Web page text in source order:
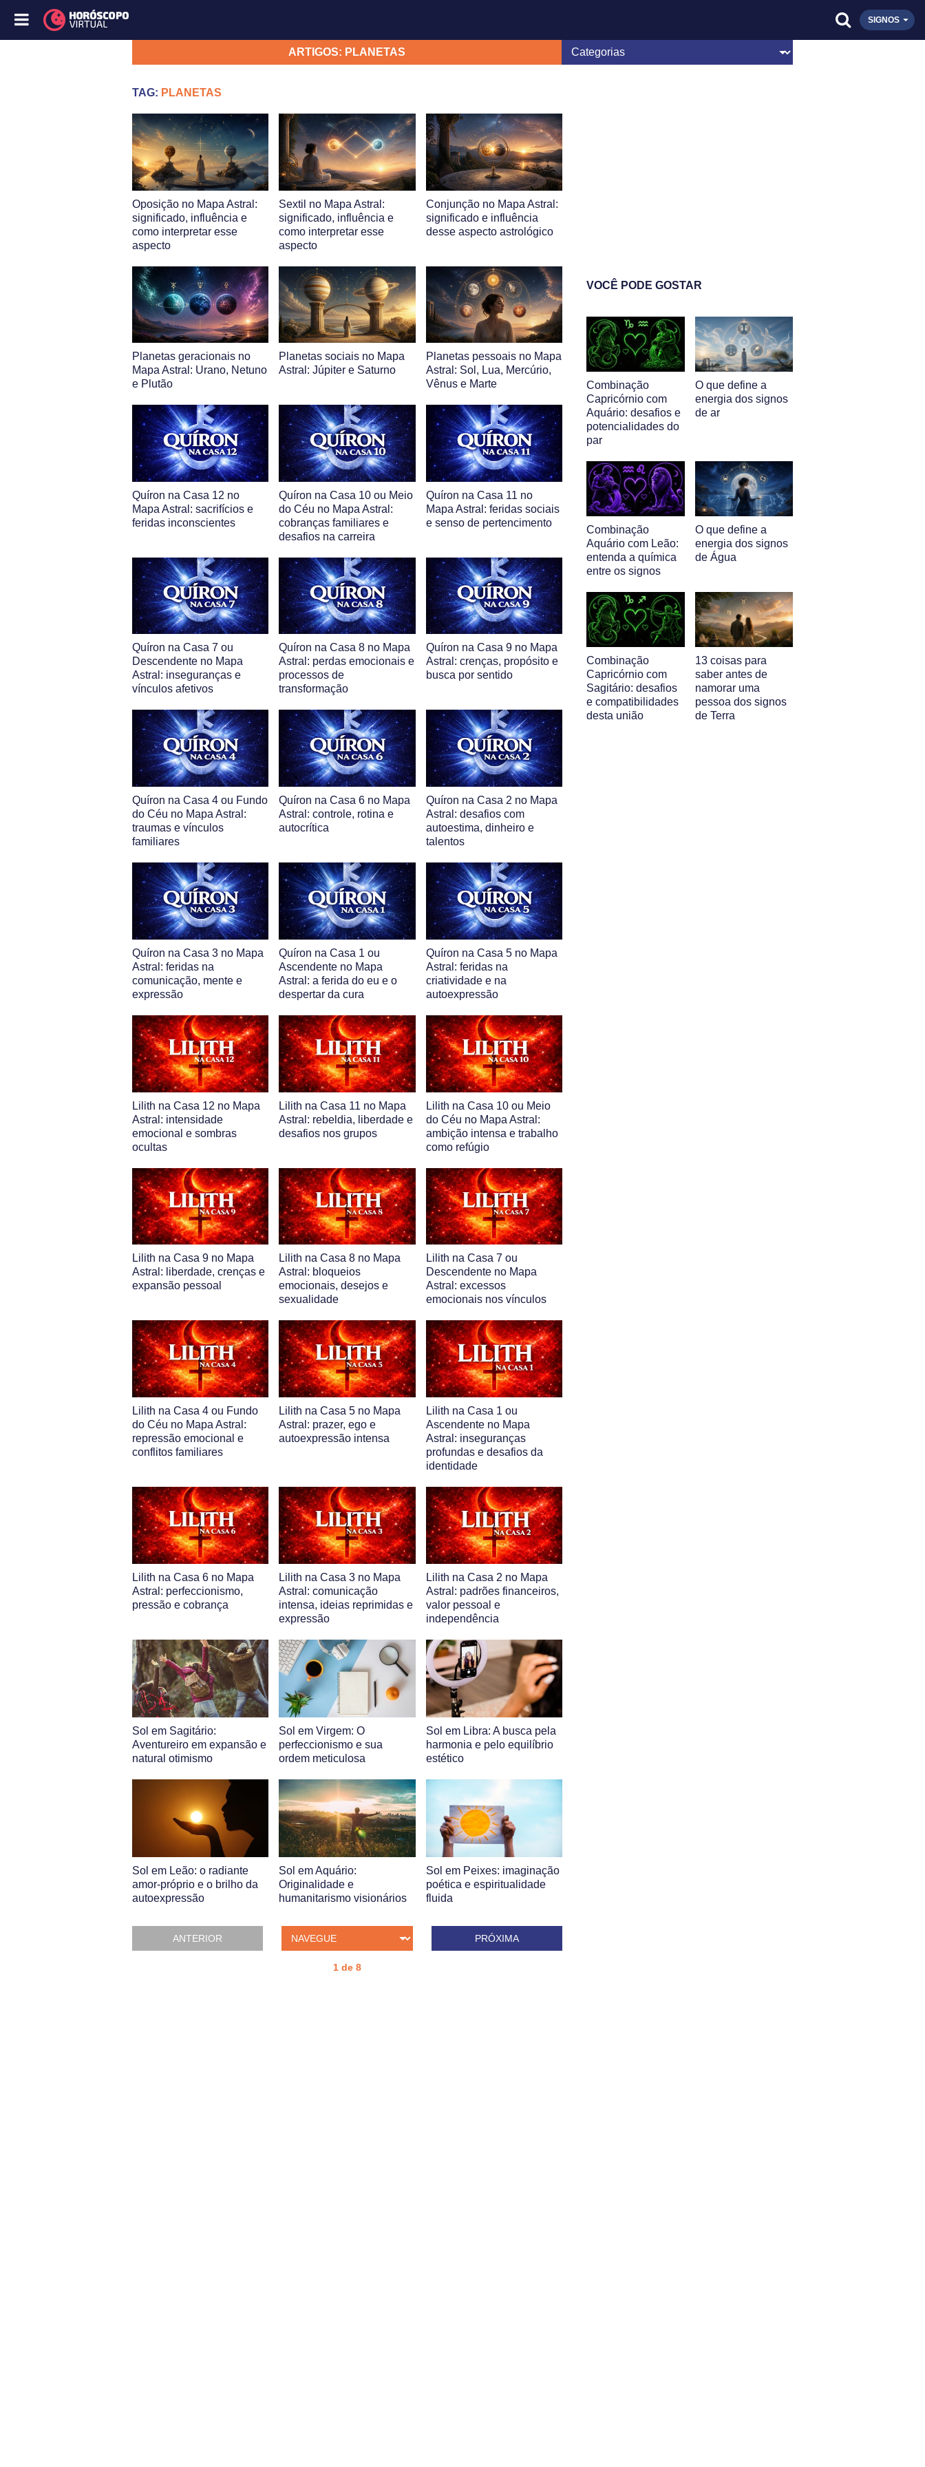
SIGNOS
ARTIGOS: PLANETAS
TAG: PLANETAS
Oposição no Mapa Astral:
significado, influência e
como interpretar esse
aspecto
Sextil no Mapa Astral:
significado, influência e
como interpretar esse
aspecto
Conjunção no Mapa Astral:
significado e influência
desse aspecto astrológico
Planetas geracionais no
Mapa Astral: Urano, Netuno
e Plutão
Planetas sociais no Mapa
Astral: Júpiter e Saturno
Planetas pessoais no Mapa
Astral: Sol, Lua, Mercúrio,
Vênus e Marte
Quíron na Casa 12 no
Mapa Astral: sacrifícios e
feridas inconscientes
Quíron na Casa 10 ou Meio
do Céu no Mapa Astral:
cobranças familiares e
desafios na carreira
Quíron na Casa 11 no
Mapa Astral: feridas sociais
e senso de pertencimento
Quíron na Casa 7 ou
Descendente no Mapa
Astral: inseguranças e
vínculos afetivos
Quíron na Casa 8 no Mapa
Astral: perdas emocionais e
processos de
transformação
Quíron na Casa 9 no Mapa
Astral: crenças, propósito e
busca por sentido
Quíron na Casa 4 ou Fundo
do Céu no Mapa Astral:
traumas e vínculos
familiares
Quíron na Casa 6 no Mapa
Astral: controle, rotina e
autocrítica
Quíron na Casa 2 no Mapa
Astral: desafios com
autoestima, dinheiro e
talentos
Quíron na Casa 3 no Mapa
Astral: feridas na
comunicação, mente e
expressão
Quíron na Casa 1 ou
Ascendente no Mapa
Astral: a ferida do eu e o
despertar da cura
Quíron na Casa 5 no Mapa
Astral: feridas na
criatividade e na
autoexpressão
Lilith na Casa 12 no Mapa
Astral: intensidade
emocional e sombras
ocultas
Lilith na Casa 11 no Mapa
Astral: rebeldia, liberdade e
desafios nos grupos
Lilith na Casa 10 ou Meio
do Céu no Mapa Astral:
ambição intensa e trabalho
como refúgio
Lilith na Casa 9 no Mapa
Astral: liberdade, crenças e
expansão pessoal
Lilith na Casa 8 no Mapa
Astral: bloqueios
emocionais, desejos e
sexualidade
Lilith na Casa 7 ou
Descendente no Mapa
Astral: excessos
emocionais nos vínculos
Lilith na Casa 4 ou Fundo
do Céu no Mapa Astral:
repressão emocional e
conflitos familiares
Lilith na Casa 5 no Mapa
Astral: prazer, ego e
autoexpressão intensa
Lilith na Casa 1 ou
Ascendente no Mapa
Astral: inseguranças
profundas e desafios da
identidade
Lilith na Casa 6 no Mapa
Astral: perfeccionismo,
pressão e cobrança
Lilith na Casa 3 no Mapa
Astral: comunicação
intensa, ideias reprimidas e
expressão
Lilith na Casa 2 no Mapa
Astral: padrões financeiros,
valor pessoal e
independência
Sol em Sagitário:
Aventureiro em expansão e
natural otimismo
Sol em Virgem: O
perfeccionismo e sua
ordem meticulosa
Sol em Libra: A busca pela
harmonia e pelo equilíbrio
estético
Sol em Leão: o radiante
amor-próprio e o brilho da
autoexpressão
Sol em Aquário:
Originalidade e
humanitarismo visionários
Sol em Peixes: imaginação
poética e espiritualidade
fluida
ANTERIOR PRÓXIMA
1 de 8
VOCÊ PODE GOSTAR
Combinação
Capricórnio com
Aquário: desafios e
potencialidades do
par
O que define a
energia dos signos
de ar
Combinação
Aquário com Leão:
entenda a química
entre os signos
O que define a
energia dos signos
de Água
Combinação
Capricórnio com
Sagitário: desafios
e compatibilidades
desta união
13 coisas para
saber antes de
namorar uma
pessoa dos signos
de Terra